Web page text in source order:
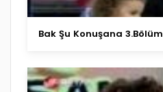
Bak Şu Konuşana 3.Bölüm